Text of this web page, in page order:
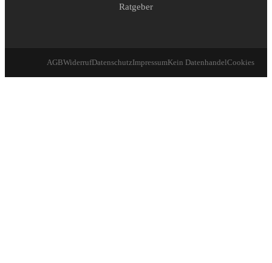
Ratgeber
AGBWiderrufDatenschutzImpressumKein DatenhandelCookies